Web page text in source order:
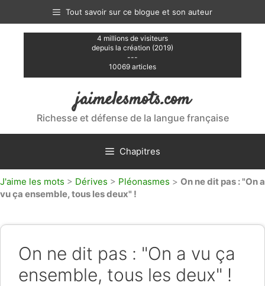
contenu
Tout savoir sur ce blogue et son auteur
4 millions de visiteurs
depuis la création (2019)
---
10069 articles
jaimelesmots.com
Richesse et défense de la langue française
Chapitres
J'aime les mots > Dérives > Pléonasmes > On ne dit pas : "On a
vu ça ensemble, tous les deux" !
On ne dit pas : "On a vu ça
ensemble, tous les deux" !